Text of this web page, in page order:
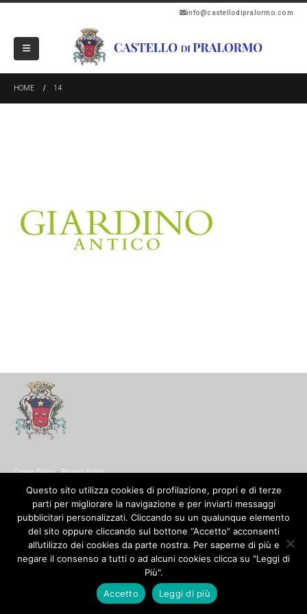
info@castellodipralormo.com
HOME 14
Cookie Policy-Privacy Policy
© Copyright 2017. All Rights Reserved.
Questo sito utilizza cookies di profilazione, propri e di terze
parti per migliorare la navigazione e per inviarti messaggi
pubblicitari personalizzati. Cliccando su un qualunque elemento
del sito oppure cliccando sul bottone “Accetto” acconsenti
all’utilizzo dei cookies da parte nostra. Per saperne di più e
negare il consenso a tutti o ad alcuni cookies clicca su "Leggi di
Più".
Accetto
Leggi di più